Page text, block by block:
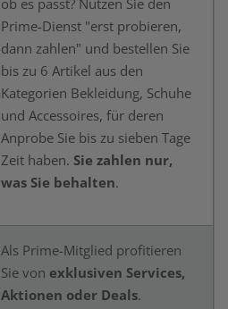
ob es passt? Nutzen Sie den
Prime-Dienst "erst probieren,
dann zahlen" und bestellen Sie
bis zu 6 Artikel aus den
Kategorien Bekleidung, Schuhe
und Accessoires, für deren
Anprobe Sie bis zu sieben Tage
Zeit haben. Sie zahlen nur,
was Sie behalten.
Als Prime-Mitglied profitieren
Sie von exklusiven Services,
Aktionen oder Deals.